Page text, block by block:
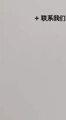
联系我们